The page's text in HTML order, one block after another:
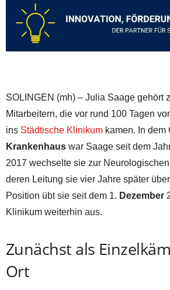
SOLINGEN (mh) – Julia Saage gehört
Mitarbeitern, die vor rund 100 Tagen
ins Städtische Klinikum kamen. In dem
Krankenhaus war Saage seit dem
2017 wechselte sie zur
deren Leitung sie vier Jahre später
Position übt sie seit dem 1. Dezember
Klinikum weiterhin aus.
Zunächst als
Ort